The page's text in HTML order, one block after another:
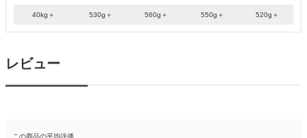
40kg＋ 530g＋ 560g＋ 550g＋ 520g＋
レビュー